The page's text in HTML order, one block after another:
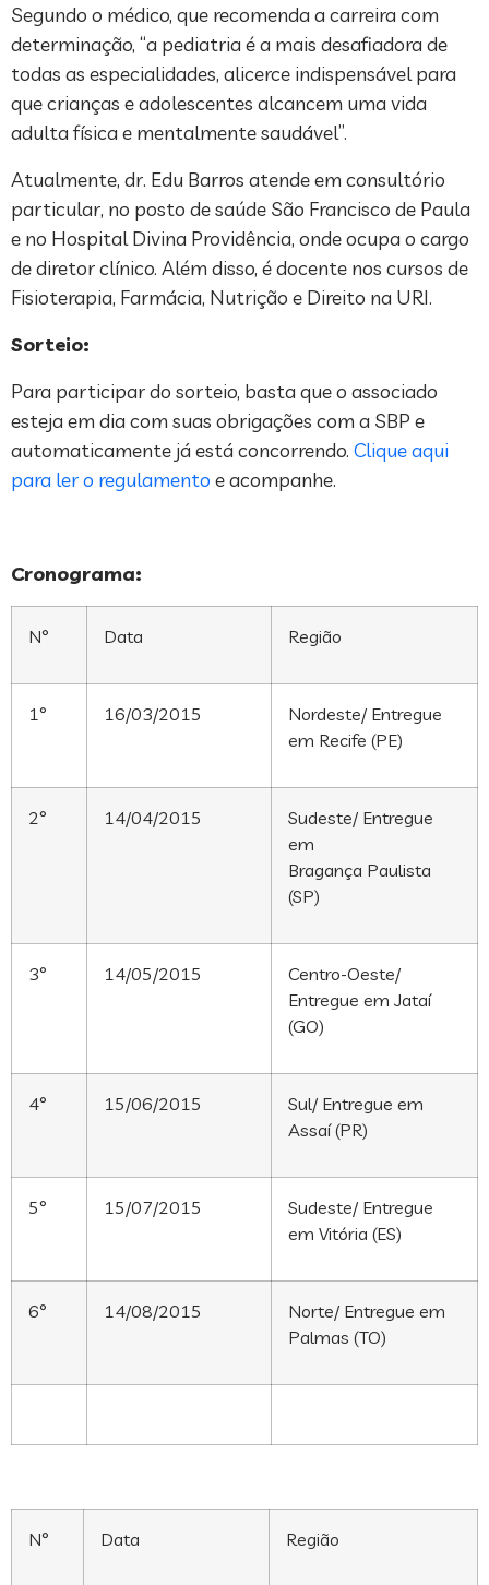
Segundo o médico, que recomenda a carreira com
determinação, “a pediatria é a mais desafiadora de
todas as especialidades, alicerce indispensável para
que crianças e adolescentes alcancem uma vida
adulta física e mentalmente saudável”.
Atualmente, dr. Edu Barros atende em consultório
particular, no posto de saúde São Francisco de Paula
e no Hospital Divina Providência, onde ocupa o cargo
de diretor clínico. Além disso, é docente nos cursos de
Fisioterapia, Farmácia, Nutrição e Direito na URI.
Sorteio:
Para participar do sorteio, basta que o associado
esteja em dia com suas obrigações com a SBP e
automaticamente já está concorrendo. Clique aqui
para ler o regulamento e acompanhe.
Cronograma:
N° Data Região
1° 16/03/2015
Nordeste/ Entregue
em Recife (PE)
2° 14/04/2015
Sudeste/ Entregue
em
Bragança Paulista
(SP)
3° 14/05/2015
Centro-Oeste/
Entregue em Jataí
(GO)
4° 15/06/2015
Sul/ Entregue em
Assaí (PR)
5° 15/07/2015
Sudeste/ Entregue
em Vitória (ES)
6° 14/08/2015
Norte/ Entregue em
Palmas (TO)
N° Data Região